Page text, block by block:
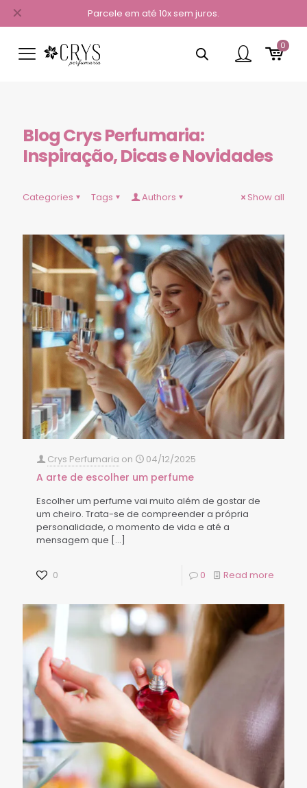
Parcele em até 10x sem juros.
✕
0
Blog Crys Perfumaria:
Inspiração, Dicas e Novidades
Categories Tags Authors Show all
Crys Perfumaria on 04/12/2025
A arte de escolher um perfume
Escolher um perfume vai muito além de gostar de
um cheiro. Trata-se de compreender a própria
personalidade, o momento de vida e até a
mensagem que […]
0 0 Read more